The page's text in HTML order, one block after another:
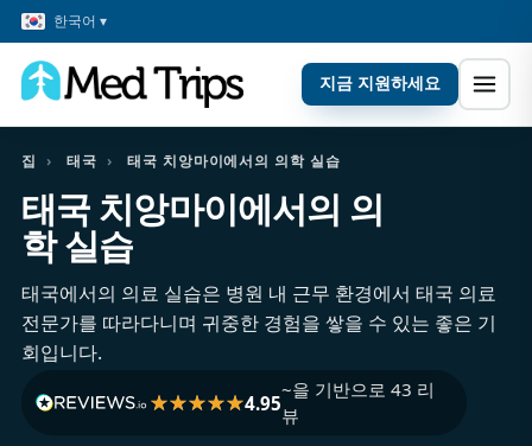
한국어 ▾
지금 지원하세요
집 › 태국 › 태국 치앙마이에서의 의학 실습
태국 치앙마이에서의 의
학 실습
태국에서의 의료 실습은 병원 내 근무 환경에서 태국 의료
전문가를 따라다니며 귀중한 경험을 쌓을 수 있는 좋은 기
회입니다.
4.95
~을 기반으로 43 리
뷰